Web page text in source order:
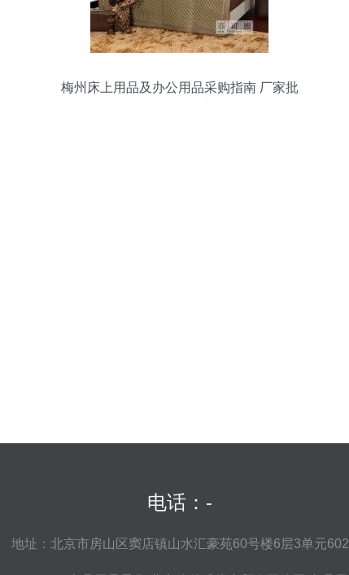
梅州床上用品及办公用品采购指南 厂家批
电话：-
地址：北京市房山区窦店镇山水汇豪苑60号楼6层3单元602